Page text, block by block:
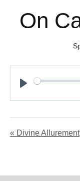
On
« Divine Allurement